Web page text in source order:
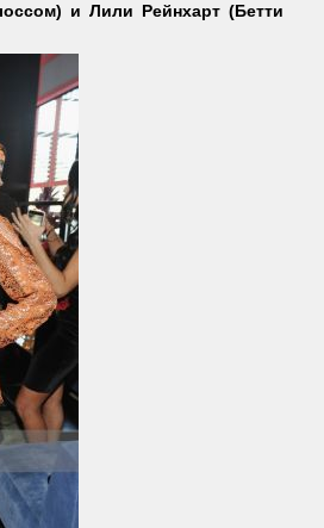
и Лили Рейнхарт (Бетти